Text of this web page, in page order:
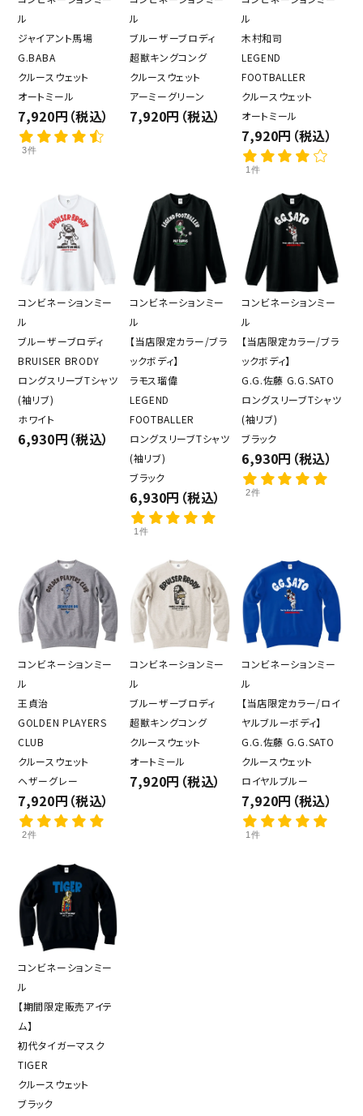
ル
ジャイアント馬場
G.BABA
クルースウェット
オートミール
7,920円（税込）
3件
ル
ブルーザーブロディ
超獣キングコング
クルースウェット
アーミーグリーン
7,920円（税込）
ル
木村和司
LEGEND
FOOTBALLER
クルースウェット
オートミール
7,920円（税込）
1件
コンビネーションミー
ル
ブルーザーブロディ
BRUISER BRODY
ロングスリーブTシャツ
(袖リブ)
ホワイト
6,930円（税込）
コンビネーションミー
ル
【当店限定カラー/ブラ
ックボディ】
ラモス瑠偉
LEGEND
FOOTBALLER
ロングスリーブTシャツ
(袖リブ)
ブラック
6,930円（税込）
1件
コンビネーションミー
ル
【当店限定カラー/ブラ
ックボディ】
G.G.佐藤 G.G.SATO
ロングスリーブTシャツ
(袖リブ)
ブラック
6,930円（税込）
2件
コンビネーションミー
ル
王貞治
GOLDEN PLAYERS
CLUB
クルースウェット
ヘザーグレー
7,920円（税込）
2件
コンビネーションミー
ル
ブルーザーブロディ
超獣キングコング
クルースウェット
オートミール
7,920円（税込）
コンビネーションミー
ル
【当店限定カラー/ロイ
ヤルブルーボディ】
G.G.佐藤 G.G.SATO
クルースウェット
ロイヤルブルー
7,920円（税込）
1件
コンビネーションミー
ル
【期間限定販売アイテ
ム】
初代タイガーマスク
TIGER
クルースウェット
ブラック